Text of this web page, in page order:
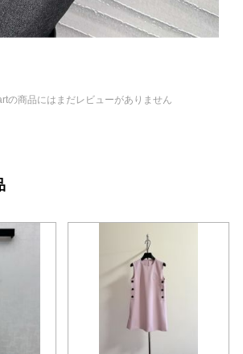
の商品にはまだレビューがありません